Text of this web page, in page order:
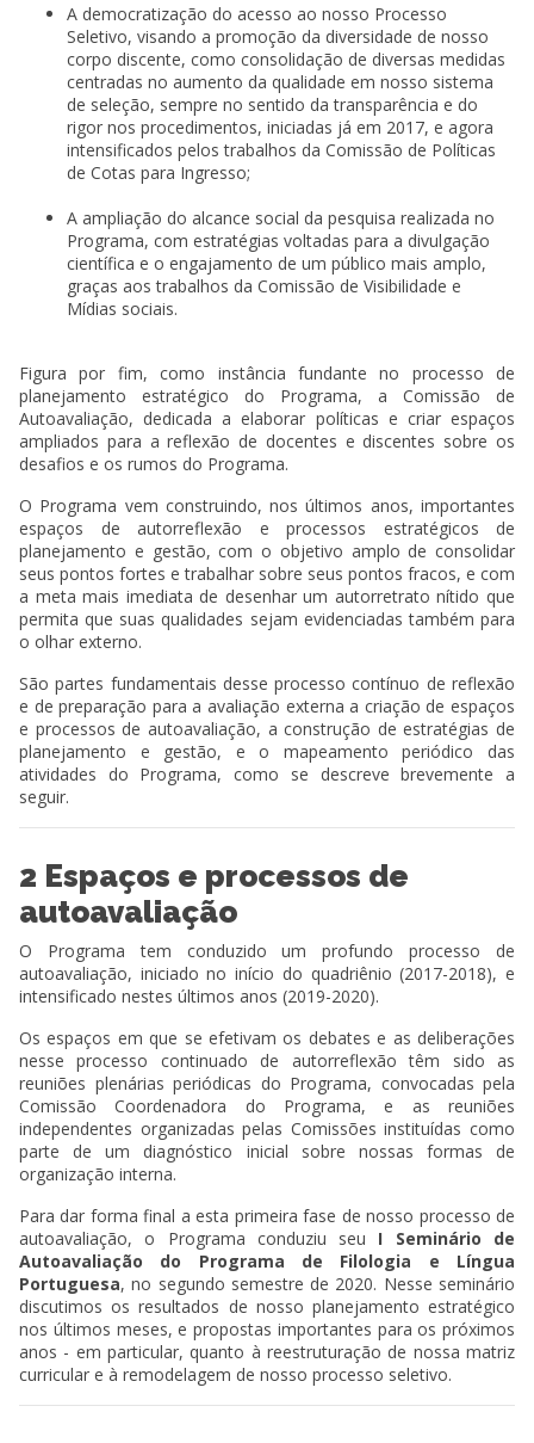
A democratização do acesso ao nosso Processo
Seletivo, visando a promoção da diversidade de nosso
corpo discente, como consolidação de diversas medidas
centradas no aumento da qualidade em nosso sistema
de seleção, sempre no sentido da transparência e do
rigor nos procedimentos, iniciadas já em 2017, e agora
intensificados pelos trabalhos da Comissão de Políticas
de Cotas para Ingresso;
A ampliação do alcance social da pesquisa realizada no
Programa, com estratégias voltadas para a divulgação
científica e o engajamento de um público mais amplo,
graças aos trabalhos da Comissão de Visibilidade e
Mídias sociais.
Figura por fim, como instância fundante no processo de
planejamento estratégico do Programa, a Comissão de
Autoavaliação, dedicada a elaborar políticas e criar espaços
ampliados para a reflexão de docentes e discentes sobre os
desafios e os rumos do Programa.
O Programa vem construindo, nos últimos anos, importantes
espaços de autorreflexão e processos estratégicos de
planejamento e gestão, com o objetivo amplo de consolidar
seus pontos fortes e trabalhar sobre seus pontos fracos, e com
a meta mais imediata de desenhar um autorretrato nítido que
permita que suas qualidades sejam evidenciadas também para
o olhar externo.
São partes fundamentais desse processo contínuo de reflexão
e de preparação para a avaliação externa a criação de espaços
e processos de autoavaliação, a construção de estratégias de
planejamento e gestão, e o mapeamento periódico das
atividades do Programa, como se descreve brevemente a
seguir.
2 Espaços e processos de
autoavaliação
O Programa tem conduzido um profundo processo de
autoavaliação, iniciado no início do quadriênio (2017-2018), e
intensificado nestes últimos anos (2019-2020).
Os espaços em que se efetivam os debates e as deliberações
nesse processo continuado de autorreflexão têm sido as
reuniões plenárias periódicas do Programa, convocadas pela
Comissão Coordenadora do Programa, e as reuniões
independentes organizadas pelas Comissões instituídas como
parte de um diagnóstico inicial sobre nossas formas de
organização interna.
Para dar forma final a esta primeira fase de nosso processo de
autoavaliação, o Programa conduziu seu I Seminário de
Autoavaliação do Programa de Filologia e Língua
Portuguesa, no segundo semestre de 2020. Nesse seminário
discutimos os resultados de nosso planejamento estratégico
nos últimos meses, e propostas importantes para os próximos
anos - em particular, quanto à reestruturação de nossa matriz
curricular e à remodelagem de nosso processo seletivo.